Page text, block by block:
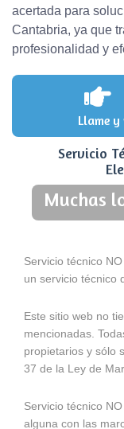
acertada para
Cantabria, ya que
profesionalidad y
Llame
Servicio
Muchas
Servicio técnico
un servicio técnico
Este sitio web no
mencionadas.
propietarios y sólo
37 de la Ley de
Servicio técnico
alguna con las